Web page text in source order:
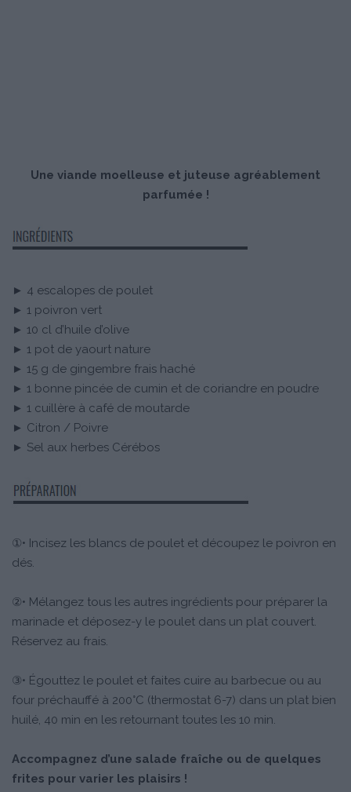
Une viande moelleuse et juteuse agréablement
parfumée !
► 4 escalopes de poulet
► 1 poivron vert
► 10 cl d’huile d’olive
► 1 pot de yaourt nature
► 15 g de gingembre frais haché
► 1 bonne pincée de cumin et de coriandre en poudre
► 1 cuillère à café de moutarde
► Citron / Poivre
► Sel aux herbes Cérébos
①• Incisez les blancs de poulet et découpez le poivron en
dés.
②• Mélangez tous les autres ingrédients pour préparer la
marinade et déposez-y le poulet dans un plat couvert.
Réservez au frais.
③• Égouttez le poulet et faites cuire au barbecue ou au
four préchauffé à 200°C (thermostat 6-7) dans un plat bien
huilé, 40 min en les retournant toutes les 10 min.
Accompagnez d’une salade fraîche ou de quelques
frites pour varier les plaisirs !